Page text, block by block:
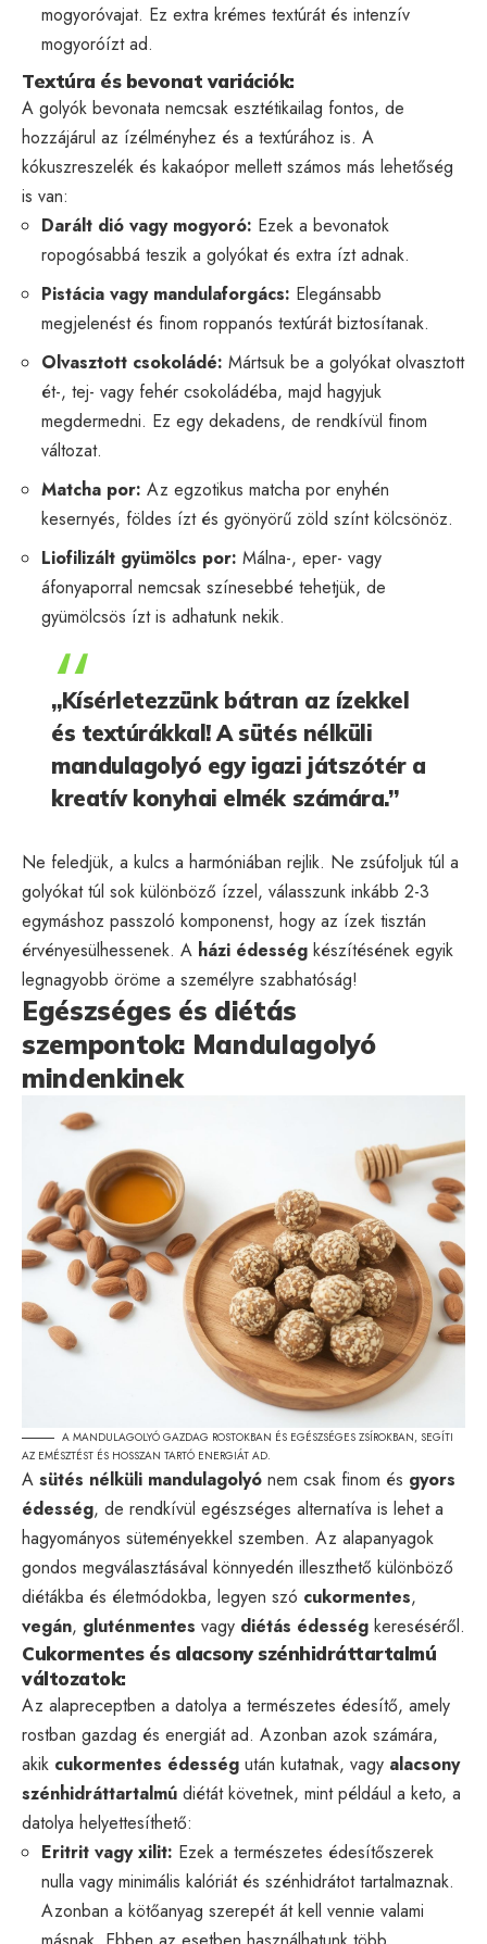
mogyoróvajat. Ez extra krémes textúrát és intenzív
mogyoróízt ad.
Textúra és bevonat variációk:
A golyók bevonata nemcsak esztétikailag fontos, de
hozzájárul az ízélményhez és a textúrához is. A
kókuszreszelék és kakaópor mellett számos más lehetőség
is van:
Darált dió vagy mogyoró: Ezek a bevonatok
ropogósabbá teszik a golyókat és extra ízt adnak.
Pistácia vagy mandulaforgács: Elegánsabb
megjelenést és finom roppanós textúrát biztosítanak.
Olvasztott csokoládé: Mártsuk be a golyókat olvasztott
ét-, tej- vagy fehér csokoládéba, majd hagyjuk
megdermedni. Ez egy dekadens, de rendkívül finom
változat.
Matcha por: Az egzotikus matcha por enyhén
kesernyés, földes ízt és gyönyörű zöld színt kölcsönöz.
Liofilizált gyümölcs por: Málna-, eper- vagy
áfonyaporral nemcsak színesebbé tehetjük, de
gyümölcsös ízt is adhatunk nekik.
„Kísérletezzünk bátran az ízekkel
és textúrákkal! A sütés nélküli
mandulagolyó egy igazi játszótér a
kreatív konyhai elmék számára.”
Ne feledjük, a kulcs a harmóniában rejlik. Ne zsúfoljuk túl a
golyókat túl sok különböző ízzel, válasszunk inkább 2-3
egymáshoz passzoló komponenst, hogy az ízek tisztán
érvényesülhessenek. A házi édesség készítésének egyik
legnagyobb öröme a személyre szabhatóság!
Egészséges és diétás
szempontok: Mandulagolyó
mindenkinek
A MANDULAGOLYÓ GAZDAG ROSTOKBAN ÉS EGÉSZSÉGES ZSÍROKBAN, SEGÍTI
AZ EMÉSZTÉST ÉS HOSSZAN TARTÓ ENERGIÁT AD.
A sütés nélküli mandulagolyó nem csak finom és gyors
édesség, de rendkívül egészséges alternatíva is lehet a
hagyományos süteményekkel szemben. Az alapanyagok
gondos megválasztásával könnyedén illeszthető különböző
diétákba és életmódokba, legyen szó cukormentes,
vegán, gluténmentes vagy diétás édesség kereséséről.
Cukormentes és alacsony szénhidráttartalmú
változatok:
Az alapreceptben a datolya a természetes édesítő, amely
rostban gazdag és energiát ad. Azonban azok számára,
akik cukormentes édesség után kutatnak, vagy alacsony
szénhidráttartalmú diétát követnek, mint például a keto, a
datolya helyettesíthető:
Eritrit vagy xilit: Ezek a természetes édesítőszerek
nulla vagy minimális kalóriát és szénhidrátot tartalmaznak.
Azonban a kötőanyag szerepét át kell vennie valami